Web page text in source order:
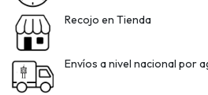
Recojo en Tienda
Envíos a nivel nacional por